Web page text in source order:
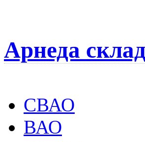
Арнеда
СВАО
ВАО